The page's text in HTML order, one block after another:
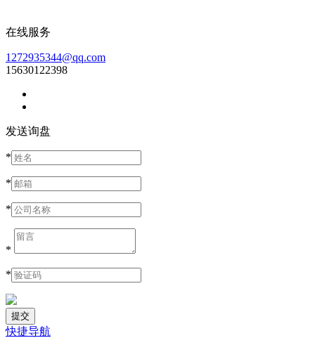
在线服务
1272935344@qq.com
15630122398
发送询盘
*
*
*
*
*
快捷导航